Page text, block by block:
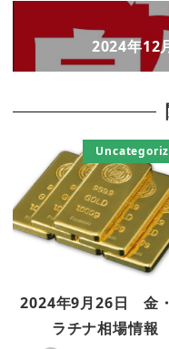
2024年12
2024年9月26日 金
ラチナ相場情報